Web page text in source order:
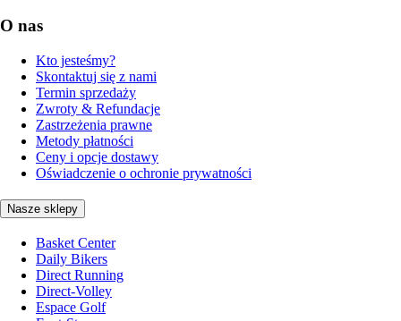
O nas
Kto jesteśmy?
Skontaktuj się z nami
Termin sprzedaży
Zwroty & Refundacje
Zastrzeżenia prawne
Metody płatności
Ceny i opcje dostawy
Oświadczenie o ochronie prywatności
Nasze sklepy
Basket Center
Daily Bikers
Direct Running
Direct-Volley
Espace Golf